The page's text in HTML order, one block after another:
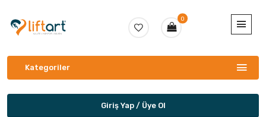
0
Kategoriler
Giriş Yap / Üye Ol